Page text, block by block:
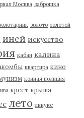
Москва заброшка
золото золотой
иней искусство
кабан калина
квартира кино
конная полиция
крест крыша
лето линукс